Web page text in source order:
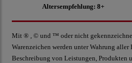
Altersempfehlung: 8+
Mit ® , © und ™ oder nicht
Warenzeichen werden unter Wahrung aller
Beschreibung von Leistungen, Produkten